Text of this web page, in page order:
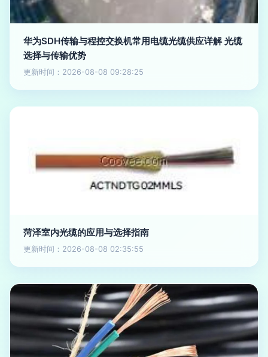
华为SDH传输与程控交换机常用电缆光缆供应详解 光缆
选择与传输优势
更新时间：2026-08-08 09:28:25
菏泽室内光缆的应用与选择指南
更新时间：2026-08-08 02:35:55